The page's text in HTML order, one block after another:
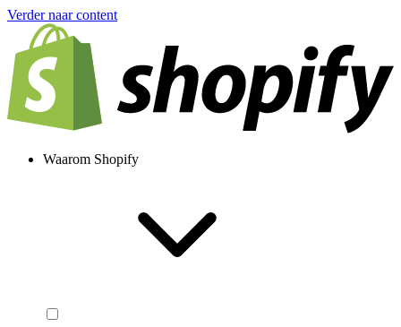
Verder naar content
Waarom Shopify